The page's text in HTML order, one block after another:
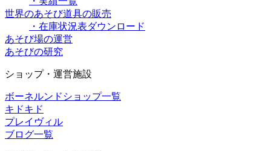
世界のあそび道具の販売
・在庫状況表ダウンロード
あそび場の運営
あそびの研究
ショップ・運営施設
ボーネルンドショップ一覧
キドキド
プレイヴィル
ブログ一覧